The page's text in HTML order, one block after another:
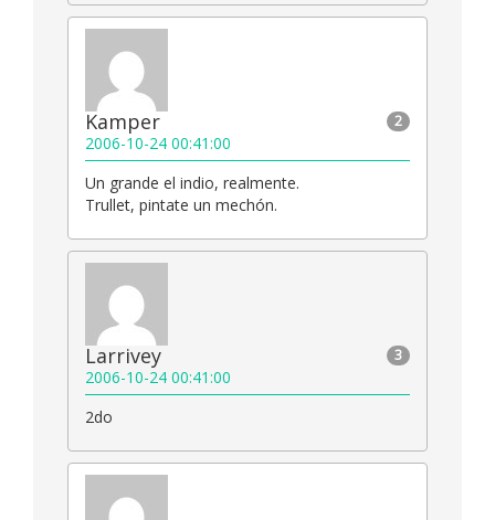
2
Kamper
2006-10-24 00:41:00
Un grande el indio, realmente.
Trullet, pintate un mechón.
3
Larrivey
2006-10-24 00:41:00
2do